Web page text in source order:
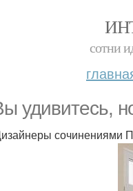
сотни
удивитесь,
сочинениями